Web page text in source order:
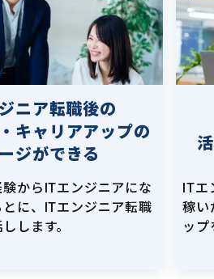
ニア転職後の
キャリアアップの
ジができる
からITエンジニアにな
に、ITエンジニア転職
します。
IT
稼い
ップ